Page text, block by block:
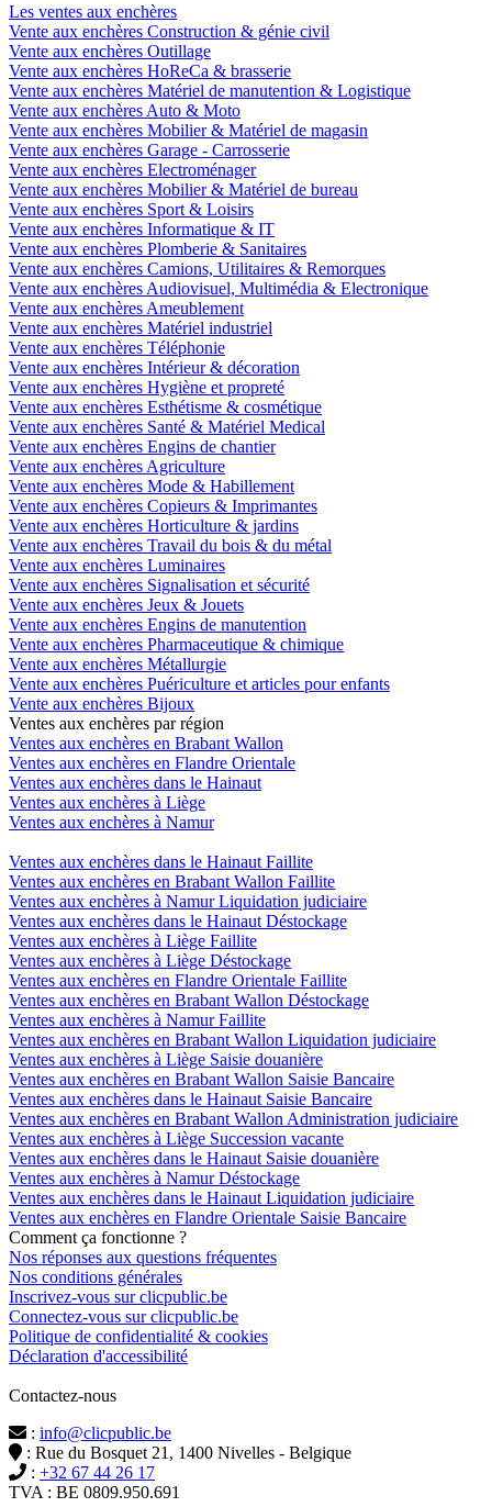
Les ventes aux enchères
Vente aux enchères Construction & génie civil
Vente aux enchères Outillage
Vente aux enchères HoReCa & brasserie
Vente aux enchères Matériel de manutention & Logistique
Vente aux enchères Auto & Moto
Vente aux enchères Mobilier & Matériel de magasin
Vente aux enchères Garage - Carrosserie
Vente aux enchères Electroménager
Vente aux enchères Mobilier & Matériel de bureau
Vente aux enchères Sport & Loisirs
Vente aux enchères Informatique & IT
Vente aux enchères Plomberie & Sanitaires
Vente aux enchères Camions, Utilitaires & Remorques
Vente aux enchères Audiovisuel, Multimédia & Electronique
Vente aux enchères Ameublement
Vente aux enchères Matériel industriel
Vente aux enchères Téléphonie
Vente aux enchères Intérieur & décoration
Vente aux enchères Hygiène et propreté
Vente aux enchères Esthétisme & cosmétique
Vente aux enchères Santé & Matériel Medical
Vente aux enchères Engins de chantier
Vente aux enchères Agriculture
Vente aux enchères Mode & Habillement
Vente aux enchères Copieurs & Imprimantes
Vente aux enchères Horticulture & jardins
Vente aux enchères Travail du bois & du métal
Vente aux enchères Luminaires
Vente aux enchères Signalisation et sécurité
Vente aux enchères Jeux & Jouets
Vente aux enchères Engins de manutention
Vente aux enchères Pharmaceutique & chimique
Vente aux enchères Métallurgie
Vente aux enchères Puériculture et articles pour enfants
Vente aux enchères Bijoux
Ventes aux enchères par région
Ventes aux enchères en Brabant Wallon
Ventes aux enchères en Flandre Orientale
Ventes aux enchères dans le Hainaut
Ventes aux enchères à Liège
Ventes aux enchères à Namur
Ventes aux enchères dans le Hainaut Faillite
Ventes aux enchères en Brabant Wallon Faillite
Ventes aux enchères à Namur Liquidation judiciaire
Ventes aux enchères dans le Hainaut Déstockage
Ventes aux enchères à Liège Faillite
Ventes aux enchères à Liège Déstockage
Ventes aux enchères en Flandre Orientale Faillite
Ventes aux enchères en Brabant Wallon Déstockage
Ventes aux enchères à Namur Faillite
Ventes aux enchères en Brabant Wallon Liquidation judiciaire
Ventes aux enchères à Liège Saisie douanière
Ventes aux enchères en Brabant Wallon Saisie Bancaire
Ventes aux enchères dans le Hainaut Saisie Bancaire
Ventes aux enchères en Brabant Wallon Administration judiciaire
Ventes aux enchères à Liège Succession vacante
Ventes aux enchères dans le Hainaut Saisie douanière
Ventes aux enchères à Namur Déstockage
Ventes aux enchères dans le Hainaut Liquidation judiciaire
Ventes aux enchères en Flandre Orientale Saisie Bancaire
Comment ça fonctionne ?
Nos réponses aux questions fréquentes
Nos conditions générales
Inscrivez-vous sur clicpublic.be
Connectez-vous sur clicpublic.be
Politique de confidentialité & cookies
Déclaration d'accessibilité
Contactez-nous
: info@clicpublic.be
: Rue du Bosquet 21, 1400 Nivelles - Belgique
: +32 67 44 26 17
TVA : BE 0809.950.691